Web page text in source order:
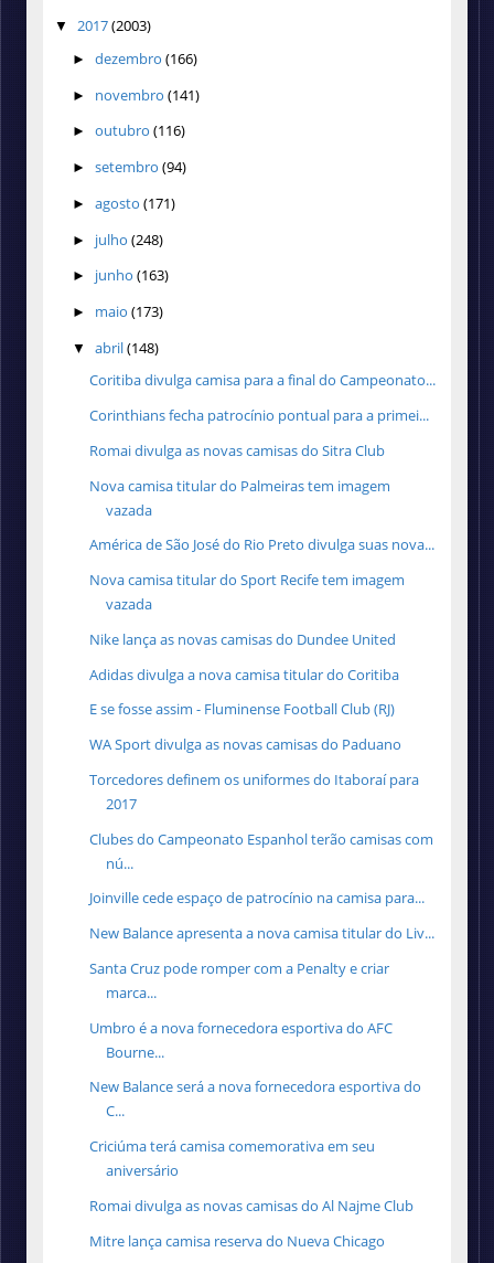
▼ 2017(2003)
► dezembro (166)
► novembro (141)
► outubro (116)
► setembro (94)
► agosto (171)
► julho (248)
► junho (163)
► maio (173)
▼ abril(148)
Coritiba divulga camisa para a final do Campeonato...
Corinthians fecha patrocínio pontual para a primei...
Romai divulga as novas camisas do Sitra Club
Nova camisa titular do Palmeiras tem imagem
vazada
América de São José do Rio Preto divulga suas nova...
Nova camisa titular do Sport Recife tem imagem
vazada
Nike lança as novas camisas do Dundee United
Adidas divulga a nova camisa titular do Coritiba
E se fosse assim - Fluminense Football Club (RJ)
WA Sport divulga as novas camisas do Paduano
Torcedores definem os uniformes do Itaboraí para
2017
Clubes do Campeonato Espanhol terão camisas com
nú...
Joinville cede espaço de patrocínio na camisa para...
New Balance apresenta a nova camisa titular do Liv...
Santa Cruz pode romper com a Penalty e criar
marca...
Umbro é a nova fornecedora esportiva do AFC
Bourne...
New Balance será a nova fornecedora esportiva do
C...
Criciúma terá camisa comemorativa em seu
aniversário
Romai divulga as novas camisas do Al Najme Club
Mitre lança camisa reserva do Nueva Chicago